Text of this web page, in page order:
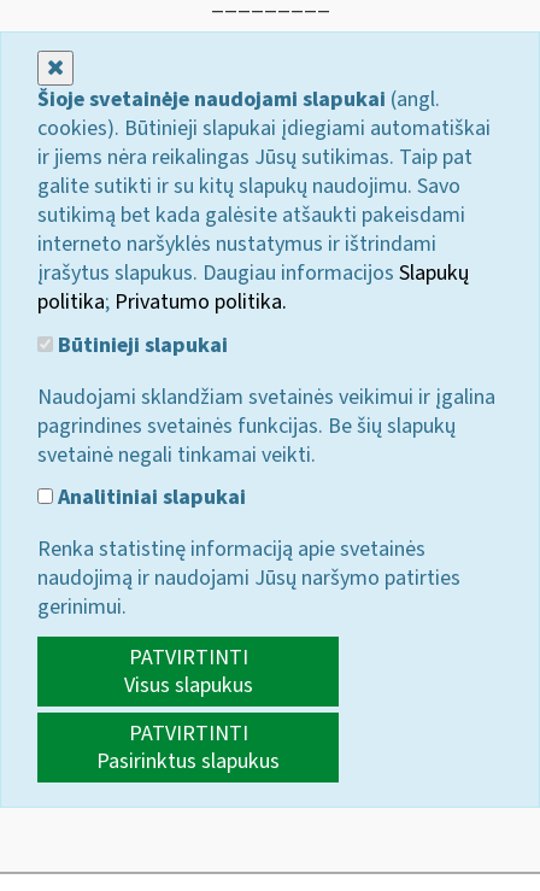
Šioje svetainėje naudojami slapukai (angl.
cookies). Būtinieji slapukai įdiegiami automatiškai
ir jiems nėra reikalingas Jūsų sutikimas. Taip pat
galite sutikti ir su kitų slapukų naudojimu. Savo
sutikimą bet kada galėsite atšaukti pakeisdami
interneto naršyklės nustatymus ir ištrindami
įrašytus slapukus. Daugiau informacijos Slapukų
politika; Privatumo politika.
Būtinieji slapukai
Naudojami sklandžiam svetainės veikimui ir įgalina
pagrindines svetainės funkcijas. Be šių slapukų
svetainė negali tinkamai veikti.
Analitiniai slapukai
Renka statistinę informaciją apie svetainės
naudojimą ir naudojami Jūsų naršymo patirties
gerinimui.
PATVIRTINTI
Visus slapukus
PATVIRTINTI
Pasirinktus slapukus